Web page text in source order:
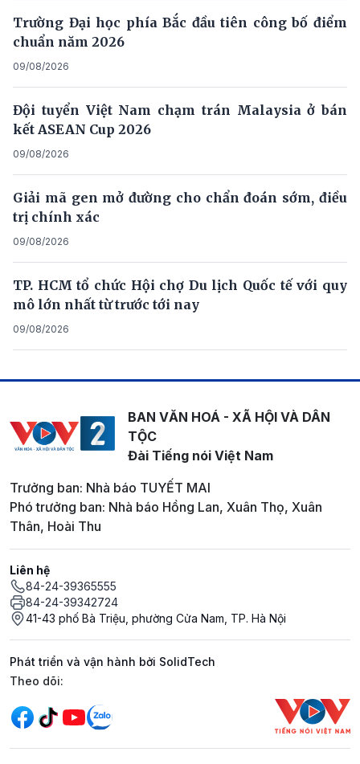
Trường Đại học phía Bắc đầu tiên công bố điểm
chuẩn năm 2026
09/08/2026
Đội tuyển Việt Nam chạm trán Malaysia ở bán
kết ASEAN Cup 2026
09/08/2026
Giải mã gen mở đường cho chẩn đoán sớm, điều
trị chính xác
09/08/2026
TP. HCM tổ chức Hội chợ Du lịch Quốc tế với quy
mô lớn nhất từ trước tới nay
09/08/2026
BAN VĂN HOÁ - XÃ HỘI VÀ DÂN
TỘC
Đài Tiếng nói Việt Nam
Trưởng ban: Nhà báo TUYẾT MAI
Phó trưởng ban: Nhà báo Hồng Lan, Xuân Thọ, Xuân
Thân, Hoài Thu
Liên hệ
84-24-39365555
84-24-39342724
41-43 phố Bà Triệu, phường Cửa Nam, TP. Hà Nội
Phát triển và vận hành bởi SolidTech
Mạng xã hội
Theo dõi: